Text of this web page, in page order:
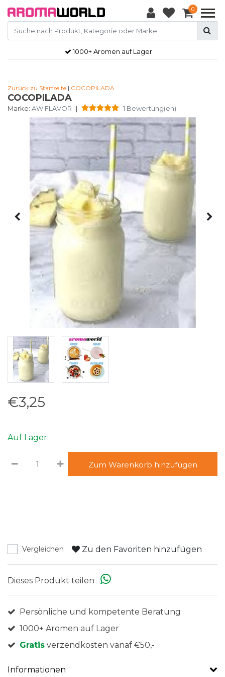
0
1000+ Aromen auf Lager
Zurück zu Startseite | COCOPILADA
COCOPILADA
Marke: AW FLAVOR | 1 Bewertung(en)
€3,25
Auf Lager
Zum Warenkorb hinzufügen
Vergleichen Zu den Favoriten hinzufügen
Dieses Produkt teilen
Persönliche und kompetente Beratung
1000+ Aromen auf Lager
Gratis verzendkosten vanaf €50,-
Informationen